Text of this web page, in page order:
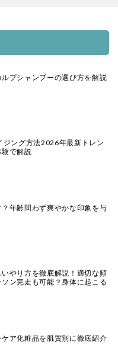
プシャンプーの選び方を解説
ジング方法2026年最新トレン
験で解説
年齢問わず爽やかな印象を与
やり方を徹底解説！適切な頻
ン完走も可能？身体に起こる
ア化粧品を肌質別に徹底紹介